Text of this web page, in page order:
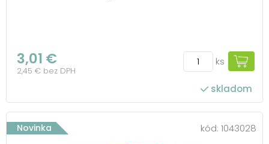
3,01 €
2,45 € bez DPH
ks
skladom
Novinka kód: 1043028